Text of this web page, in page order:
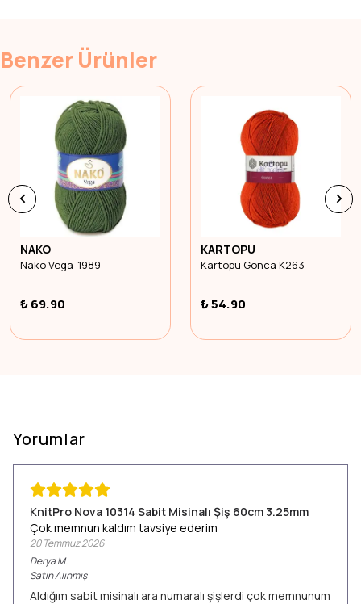
Benzer Ürünler
NAKO
Nako Vega-1989
₺ 69.90
KARTOPU
Kartopu Gonca K263
₺ 54.90
Yorumlar
KnitPro Nova 10314 Sabit Misinalı Şiş 60cm 3.25mm
Çok memnun kaldım tavsiye ederim
20 Temmuz 2026
DeryaM.
Satın Alınmış
Aldığım sabit misinalı ara numaralı şişlerdi çok memnunum